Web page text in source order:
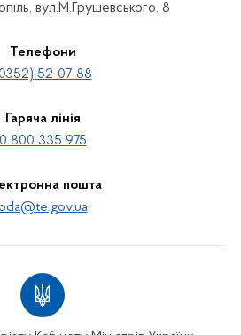
вул.М.Грушевського, 8
Телефони
52-07-88
Гаряча лінія
0 800 335 975
пошта